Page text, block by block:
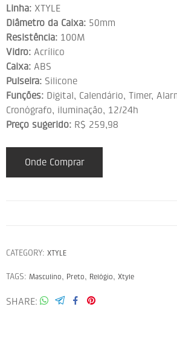
Linha: XTYLE
Diâmetro da Caixa: 50mm
Resistência: 100M
Vidro: Acrílico
Caixa: ABS
Pulseira: Silicone
Funções: Digital, Calendário, Timer,
Cronógrafo, iluminação, 12/24h
Preço sugerido: R$ 259,98
Onde Comprar
CATEGORY: XTYLE
TAGS: Masculino, Preto, Relógio, Xtyle
SHARE